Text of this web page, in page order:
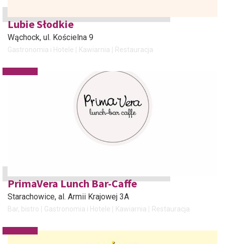
Lubie Słodkie
Wąchock, ul. Kościelna 9
Gastronomia i Hotele Kawiarnia Restauracja
PrimaVera Lunch Bar-Caffe
Starachowice, al. Armii Krajowej 3A
Bar, bistro Gastronomia i Hotele Kawiarnia Restauracja